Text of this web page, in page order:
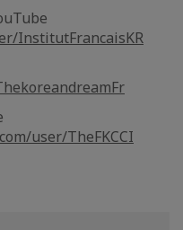
InstitutFrancaisKR
user/TheFKCCI